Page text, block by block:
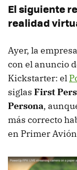
El siguiente
realidad
Ayer, la
con el anuncio
Kickstarter: el
siglas First
Persona,
más correcto
en Primer